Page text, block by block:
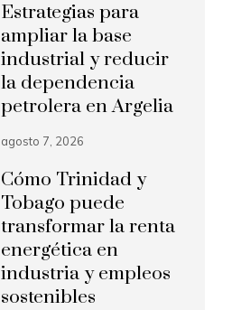
Estrategias para
ampliar la base
industrial y reducir
la dependencia
petrolera en Argelia
agosto 7, 2026
Cómo Trinidad y
Tobago puede
transformar la renta
energética en
industria y empleos
sostenibles